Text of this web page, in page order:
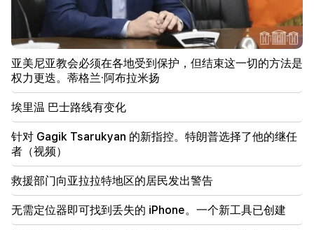
埃里温 巴士路线有变化
21:30
埃里温的生命已登上神坛。 Vardanyan 谈埃里温的空
气质量（视频）
21:16
他们试图以这种方式让我保持沉默，因为他们在国民议
会中没有成功。埃德加·加扎里安
20:30
Kocharyan、Sargsyan、Ter-Petrosyan 的
“innadu”。这个政府没有为国家做任何事（视频）
20:05
针对 Gagik Tsarukyan 的新指控。特朗普选择了他的
亚美尼亚教会必须在各地受到保护，但结束这一切的方法是
权力更迭。蒂格兰·阿布拉米扬
埃里温 巴士路线有变化
针对 Gagik Tsarukyan 的新指控。特朗普选择了他的继任
者（视频）
救援部门向亚拉拉特地区的居民发出警告
无需定位器即可找到丢失的 iPhone。一个新工具已创建